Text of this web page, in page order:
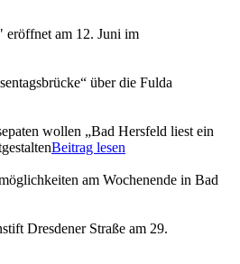
eröffnet am 12. Juni im
über die Fulda
wollen „Bad Hersfeld liest ein
Beitrag lesen
am Wochenende in Bad
Dresdener Straße am 29.